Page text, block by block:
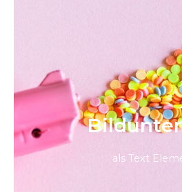
als Text